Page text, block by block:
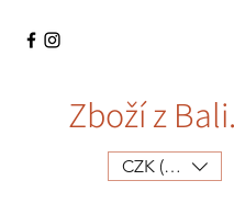
Zboží z
CZK (Kč)